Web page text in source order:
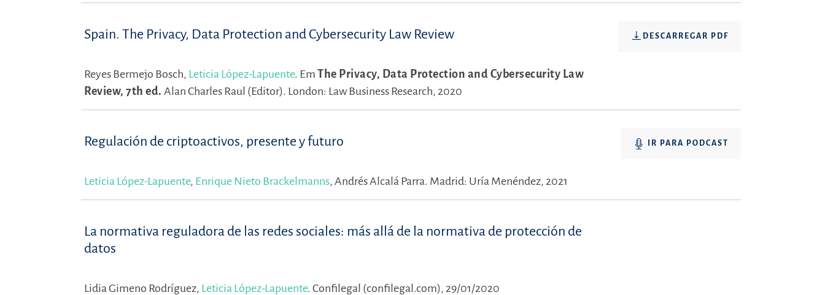
Spain. The Privacy, Data Protection and Cybersecurity Law Review DESCARREGAR PDF
Reyes Bermejo Bosch, Leticia López-Lapuente. Em The Privacy, Data Protection and Cybersecurity Law
Review, 7th ed. Alan Charles Raul (Editor). London: Law Business Research, 2020
Regulación de criptoactivos, presente y futuro IR PARA PODCAST
Leticia López-Lapuente, Enrique Nieto Brackelmanns, Andrés Alcalá Parra. Madrid: Uría Menéndez, 2021
La normativa reguladora de las redes sociales: más allá de la normativa de protección de
datos
Lidia Gimeno Rodríguez, Leticia López-Lapuente. Confilegal (confilegal.com), 29/01/2020